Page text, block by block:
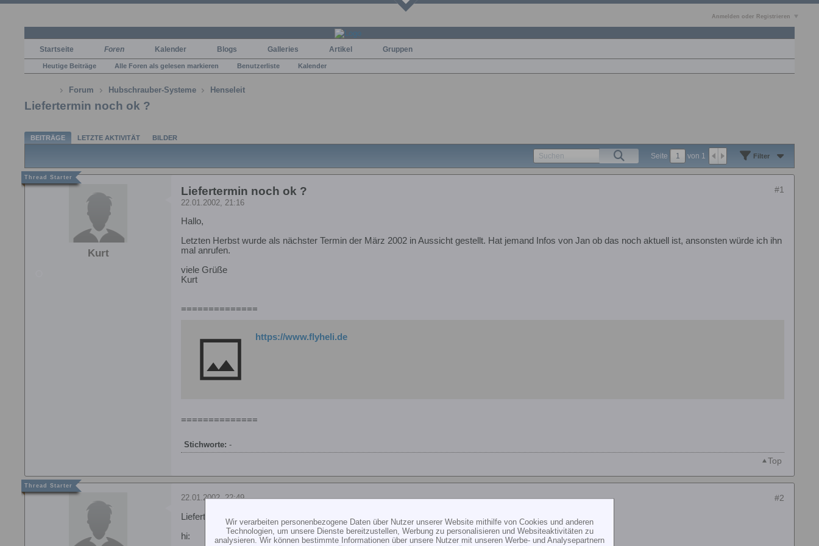
Anmelden oder Registrieren
Startseite Foren Kalender Blogs Galleries Artikel Gruppen
Heutige Beiträge Alle Foren als gelesen markieren Benutzerliste Kalender
Forum Hubschrauber-Systeme Henseleit
Liefertermin noch ok ?
BEITRÄGE LETZTE AKTIVITÄT BILDER
Seite von 1 Filter
Kurt
#1
Liefertermin noch ok ?
22.01.2002, 21:16
Hallo,
Letzten Herbst wurde als nächster Termin der März 2002 in Aussicht gestellt. Hat jemand Infos von Jan ob das noch aktuell ist, ansonsten würde ich ihn
mal anrufen.
viele Grüße
Kurt
==============
https://www.flyheli.de
==============
Stichworte: -
Top
#2
22.01.2002, 22:49
Liefertermin noch ok ?
hi:
Wir verarbeiten personenbezogene Daten über Nutzer unserer Website mithilfe von Cookies und anderen
Technologien, um unsere Dienste bereitzustellen, Werbung zu personalisieren und Websiteaktivitäten zu
analysieren. Wir können bestimmte Informationen über unsere Nutzer mit unseren Werbe- und Analysepartnern